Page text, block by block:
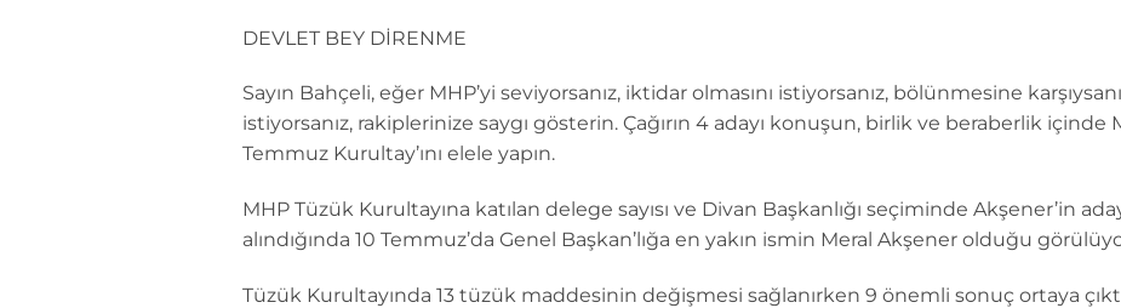
DEVLET BEY DİRENME
Sayın Bahçeli, eğer MHP’yi seviyorsanız, iktidar olmasını istiyorsanız, bölünmesine
istiyorsanız, rakiplerinize saygı gösterin. Çağırın 4 adayı konuşun, birlik ve beraberlik içinde
Temmuz Kurultay’ını elele yapın.
MHP Tüzük Kurultayına katılan delege sayısı ve Divan Başkanlığı seçiminde Akşener’in
alındığında 10 Temmuz’da Genel Başkan’lığa en yakın ismin Meral Akşener olduğu
Tüzük Kurultayında 13 tüzük maddesinin değişmesi sağlanırken 9 önemli sonuç ortaya